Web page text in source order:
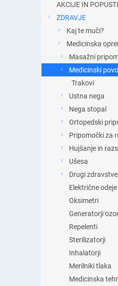
s
t
AKCIJE IN POPUSTI
ZDRAVJE
Kaj te muči?
Medicinska
Masažni
Medicinski
Trakovi
Ustna nega
Nega stopal
Ortopedski
Pripomočki za
Hujšanje in
Ušesa
Drugi
Električne
Oksimetri
Generatorji
Repelenti
Sterilizatorji
Inhalatorji
Merilniki tlaka
Medicinska